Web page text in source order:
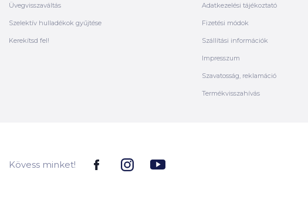
Üvegvisszaváltás
Szelektív hulladékok gyűjtése
Kerekítsd fel!
Adatkezelési tájékoztató
Fizetési módok
Szállítási információk
Impresszum
Szavatosság, reklamáció
Termékvisszahívás
Kövess minket!